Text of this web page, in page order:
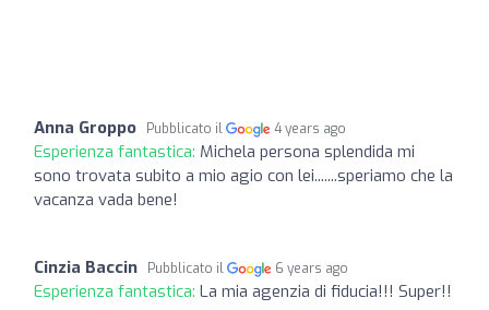
Anna Groppo Pubblicato il 4 years ago
Esperienza fantastica: Michela persona splendida mi
sono trovata subito a mio agio con lei.......speriamo che la
vacanza vada bene!
Cinzia Baccin Pubblicato il 6 years ago
Esperienza fantastica: La mia agenzia di fiducia!!! Super!!